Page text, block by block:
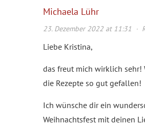
Michaela Lühr
23. Dezember 2022 at 11:31 ·
Liebe Kristina,
das freut mich wirklich sehr!
die Rezepte so gut gefallen!
Ich wünsche dir ein
Weihnachtsfest mit deinen